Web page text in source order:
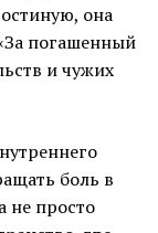
она
погашенный
и чужих
боль в
не просто